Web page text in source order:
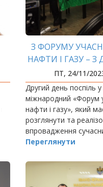
З ФОРУМУ
НАФТИ І ГАЗУ –
ПТ, 24/11/
Другий день поспіль
міжнародний «Форум
нафти і газу», який
розглянути та
впровадження
рішень у
ко
Переглянути